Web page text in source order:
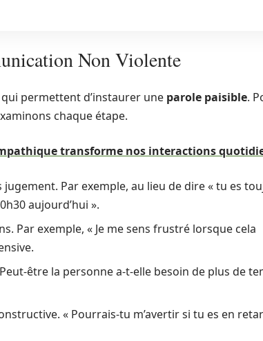
Non Violente
permettent d’instaurer une parole paisible.
chaque étape.
transforme nos interactions
jugement. Par exemple, au lieu de dire « tu es
aujourd’hui ».
Par exemple, « Je me sens frustré lorsque cela
être la personne a-t-elle besoin de plus de
« Pourrais-tu m’avertir si tu es en